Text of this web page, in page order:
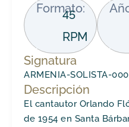
Formato:
45
RPM
Signatura
ARMENIA-SOLISTA-
Descripción
El cantautor Orlando
de 1954 en Santa